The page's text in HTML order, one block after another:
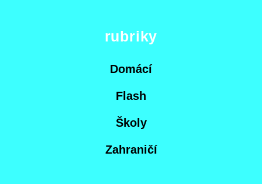
rubriky
Domácí
Flash
Školy
Zahraničí